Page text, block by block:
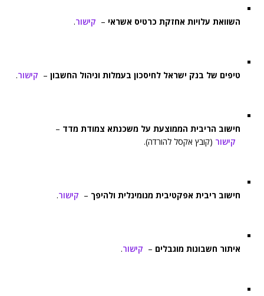
השוואת עלויות אחזקת כרטיס אשראי – קישור.
טיפים של בנק ישראל לחיסכון בעמלות וניהול החשבון – קישור.
חישוב הריבית הממוצעת על משכנתא צמודת מדד –
קישור (קובץ אקסל להורדה).
חישוב ריבית אפקטיבית מנומינלית ולהיפך – קישור.
איתור חשבונות מוגבלים – קישור.